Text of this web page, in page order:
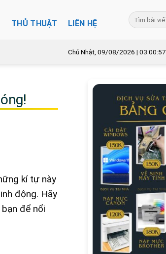
THỦ THUẬT LIÊN HỆ
Chủ Nhật, 09/08/2026 | 03:00:58
kí tự này
động. Hãy
để nổi